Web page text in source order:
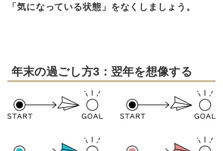
「気になっている状態」をなくしましょう。
年末の過ごし方3：翌年を想像する